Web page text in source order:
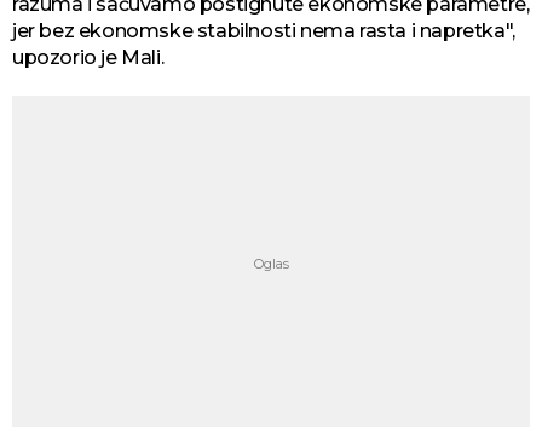
jer bez ekonomske stabilnosti nema rasta i napretka",
upozorio je Mali.